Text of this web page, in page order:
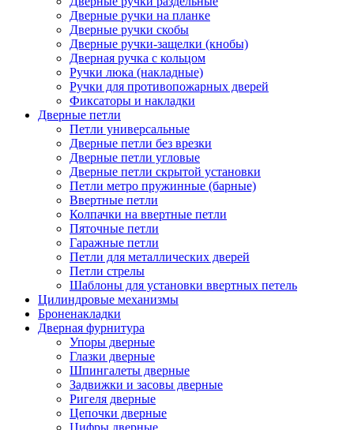
Дверные ручки на планке
Дверные ручки скобы
Дверные ручки-защелки (кнобы)
Дверная ручка с кольцом
Ручки люка (накладные)
Ручки для противопожарных дверей
Фиксаторы и накладки
Дверные петли
Петли универсальные
Дверные петли без врезки
Дверные петли угловые
Дверные петли скрытой установки
Петли метро пружинные (барные)
Ввертные петли
Колпачки на ввертные петли
Пяточные петли
Гаражные петли
Петли для металлических дверей
Петли стрелы
Шаблоны для установки ввертных петель
Цилиндровые механизмы
Броненакладки
Дверная фурнитура
Упоры дверные
Глазки дверные
Шпингалеты дверные
Задвижки и засовы дверные
Ригеля дверные
Цепочки дверные
Цифры дверные